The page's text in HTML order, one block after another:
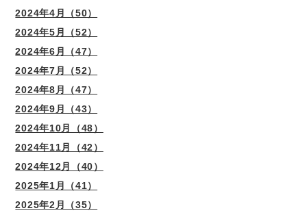
2024年4月（50）
2024年5月（52）
2024年6月（47）
2024年7月（52）
2024年8月（47）
2024年9月（43）
2024年10月（48）
2024年11月（42）
2024年12月（40）
2025年1月（41）
2025年2月（35）